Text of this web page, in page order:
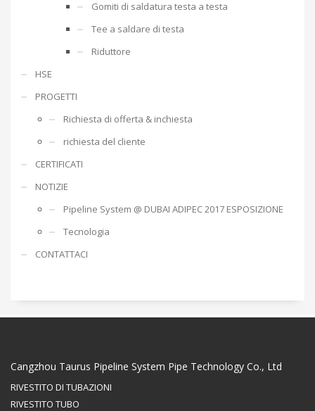
Gomiti di saldatura testa a testa
Tee a saldare di testa
Riduttore
HSE
PROGETTI
Richiesta di offerta & inchiesta
richiesta del cliente
CERTIFICATI
NOTIZIE
Pipeline System @ DUBAI ADIPEC 2017 ESPOSIZIONE
Tecnologia
CONTATTACI
Cangzhou Taurus Pipeline System Pipe Technology Co., Ltd
RIVESTITO DI TUBAZIONI
RIVESTITO TUBO